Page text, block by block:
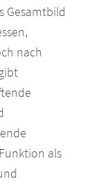
Gesamtbild
nach
als